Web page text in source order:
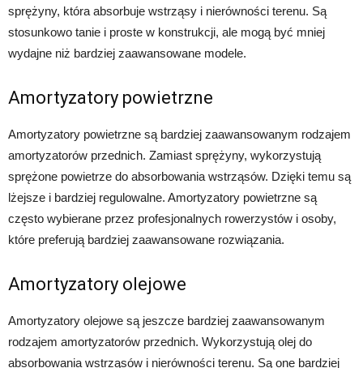
sprężyny, która absorbuje wstrząsy i nierówności terenu. Są
stosunkowo tanie i proste w konstrukcji, ale mogą być mniej
wydajne niż bardziej zaawansowane modele.
Amortyzatory powietrzne
Amortyzatory powietrzne są bardziej zaawansowanym rodzajem
amortyzatorów przednich. Zamiast sprężyny, wykorzystują
sprężone powietrze do absorbowania wstrząsów. Dzięki temu są
lżejsze i bardziej regulowalne. Amortyzatory powietrzne są
często wybierane przez profesjonalnych rowerzystów i osoby,
które preferują bardziej zaawansowane rozwiązania.
Amortyzatory olejowe
Amortyzatory olejowe są jeszcze bardziej zaawansowanym
rodzajem amortyzatorów przednich. Wykorzystują olej do
absorbowania wstrząsów i nierówności terenu. Są one bardziej